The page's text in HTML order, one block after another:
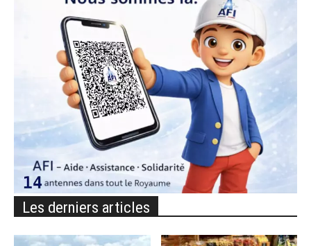
Les derniers articles